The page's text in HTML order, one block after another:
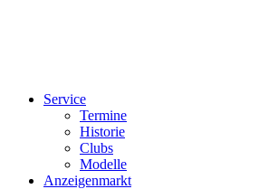
Service
Termine
Historie
Clubs
Modelle
Anzeigenmarkt